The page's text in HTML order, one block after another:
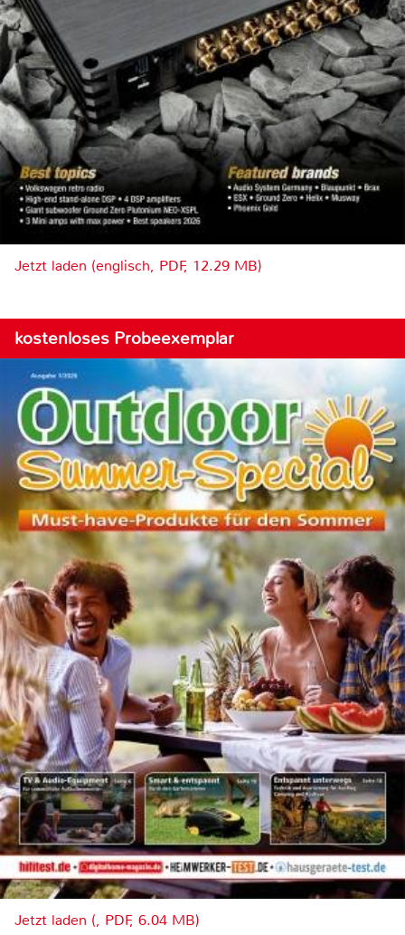
Jetzt laden (englisch, PDF, 12.29 MB)
kostenloses Probeexemplar
Jetzt laden (, PDF, 6.04 MB)